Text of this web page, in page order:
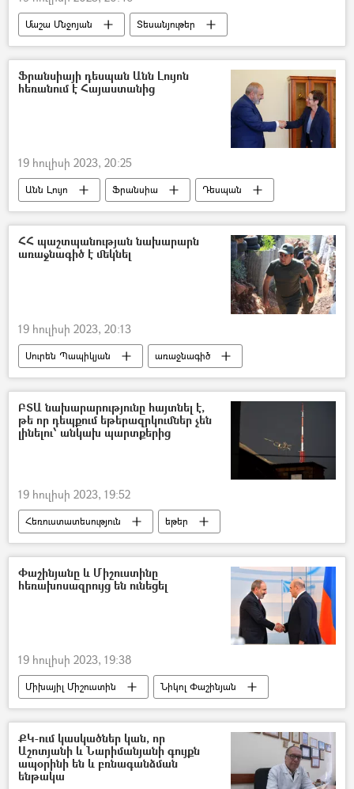
Մաշա Մնջոյան
Տեսանյութեր
տեսանյութ
երգչուհի կարիերա
Ֆրանսիայի դեսպան Անն Լույոն
հեռանում է Հայաստանից
19 հուլիսի 2023, 20:25
Անն Լույո Ֆրանսիա
Դեսպան
Նիկոլ Փաշինյան
Հայաստան
ՀՀ պաշտպանության նախարարն
առաջնագիծ է մեկնել
19 հուլիսի 2023, 20:13
Սուրեն Պապիկյան
առաջնագիծ
ՀՀ պաշտպանության նախարարություն (ՊՆ)
ԲՏԱ նախարարությունը հայտնել է,
թե որ դեպքում եթերազրկումներ չեն
լինելու՝ անկախ պարտքերից
19 հուլիսի 2023, 19:52
Հեռուստատեսություն
եթեր
Հայաստան
Փաշինյանը և Միշուստինը
հեռախոսազրույց են ունեցել
19 հուլիսի 2023, 19:38
Միխայիլ Միշուստին
Նիկոլ Փաշինյան
Վերին Լարս
ՀՀ կառավարություն
ՔԿ-ում կասկածներ կան, որ
Աշոտյանի և Նարիմանյանի գույքն
ապօրինի են և բռնագանձման
ենթակա